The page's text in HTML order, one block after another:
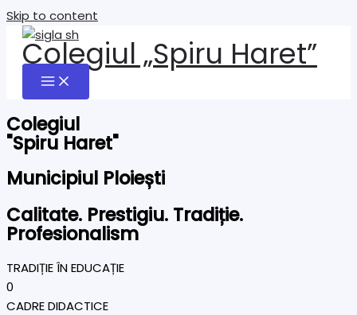
Skip to content
Colegiul „Spiru Haret”
Colegiul
"Spiru Haret"
Municipiul Ploiești
Calitate. Prestigiu. Tradiție.
Profesionalism
TRADIȚIE ÎN EDUCAȚIE
0
CADRE DIDACTICE